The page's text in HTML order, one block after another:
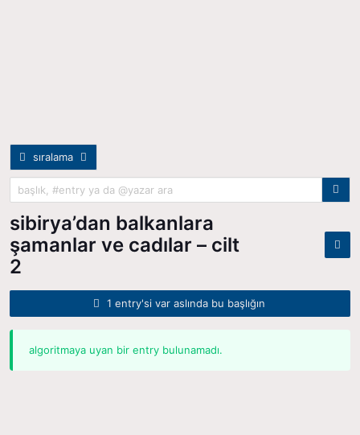
sıralama
sibirya’dan balkanlara
şamanlar ve cadılar – cilt
2
1 entry'si var aslında bu başlığın
algoritmaya uyan bir entry bulunamadı.